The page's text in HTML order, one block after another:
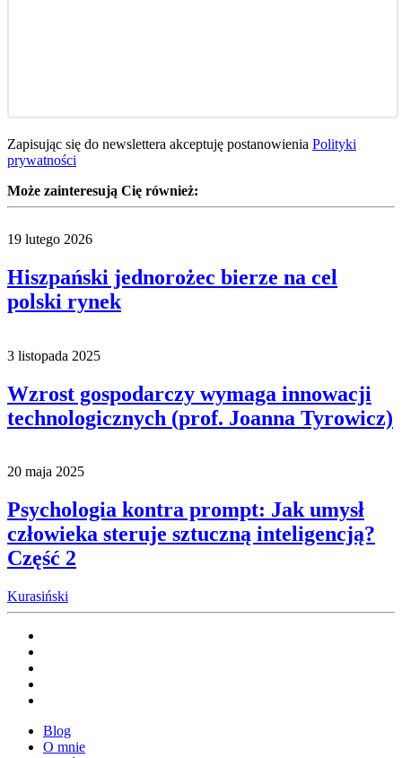
Zapisując się do newslettera akceptuję postanowienia Polityki
prywatności
Może zainteresują Cię również:
19 lutego 2026
Hiszpański jednorożec bierze na cel
polski rynek
3 listopada 2025
Wzrost gospodarczy wymaga innowacji
technologicznych (prof. Joanna Tyrowicz)
20 maja 2025
Psychologia kontra prompt: Jak umysł
człowieka steruje sztuczną inteligencją?
Część 2
Kurasiński
Blog
O mnie